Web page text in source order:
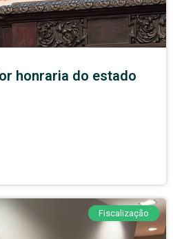
honraria do estado
Fiscalização